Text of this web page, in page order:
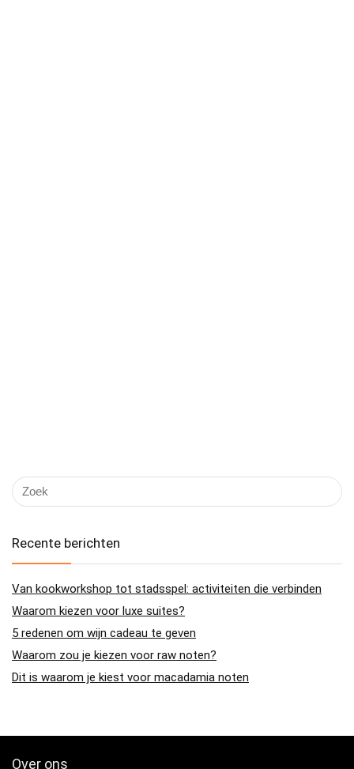
Recente berichten
Van kookworkshop tot stadsspel: activiteiten die verbinden
Waarom kiezen voor luxe suites?
5 redenen om wijn cadeau te geven
Waarom zou je kiezen voor raw noten?
Dit is waarom je kiest voor macadamia noten
Over ons